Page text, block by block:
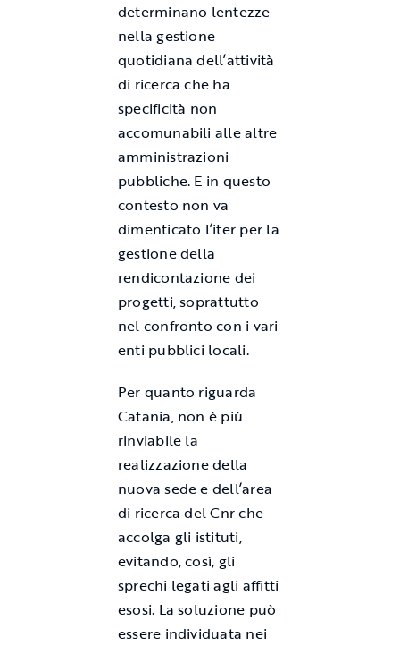
determinano lentezze
nella gestione
quotidiana dell’attività
di ricerca che ha
specificità non
accomunabili alle altre
amministrazioni
pubbliche. E in questo
contesto non va
dimenticato l’iter per la
gestione della
rendicontazione dei
progetti, soprattutto
nel confronto con i vari
enti pubblici locali.
Per quanto riguarda
Catania, non è più
rinviabile la
realizzazione della
nuova sede e dell’area
di ricerca del Cnr che
accolga gli istituti,
evitando, così, gli
sprechi legati agli affitti
esosi. La soluzione può
essere individuata nei